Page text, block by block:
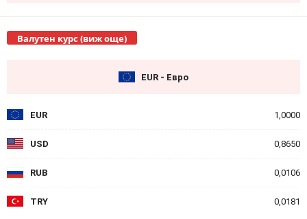
Валутен курс (виж още)
EUR - Евро
EUR 1,0000
USD 0,8650
RUB 0,0106
TRY 0,0181